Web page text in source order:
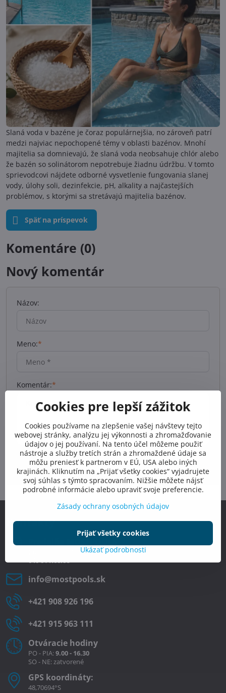
Slaná voda v bazéne je čoraz populárnejšia, no zároveň patrí
medzi najviac nepochopené témy v oblasti bazénov. Mnohí
majitelia sa domnievajú, že slaná voda neobsahuje chlór alebo
že bazén so solinátorom nepotrebuje žiadnu údržbu. V tomto
sprievodcovi nájdete odborné vysvetlenie fungovania slanej
vody, úlohy soli, dezinfekcie, pH, alkality a najčastejších
problémov, s ktorými sa stretávajú majitelia bazénov.
Späť na príspevok
Komentáre (0)
Nový komentár
Názov:
Meno:*
Komentár:*
(Povinné) Odoslať
Kontakty
040 01Košice
info​@mostpools​.sk
+421 908 926 196
+421 915 963 111
Otváracie hodiny
PO - PIA:9.00 - 16.30
SO - NE: zatvorené
GPS koordináty:
48,70694°S
Cookies pre lepší zážitok
Cookies používame na zlepšenie vašej návštevy tejto
webovej stránky, analýzu jej výkonnosti a zhromažďovanie
údajov o jej používaní. Na tento účel môžeme použiť
nástroje a služby tretích strán a zhromaždené údaje sa
môžu preniesť k partnerom v EÚ, USA alebo iných
krajinách. Kliknutím na „Prijať všetky cookies“ vyjadrujete
svoj súhlas s týmto spracovaním. Nižšie môžete nájsť
podrobné informácie alebo upraviť svoje preferencie.
Zásady ochrany osobných údajov
Ukázať podrobnosti
Prijať všetky cookies